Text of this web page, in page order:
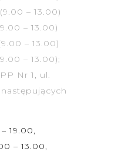
– 13.00)
– 13.00)
– 13.00)
– 13.00);
Nr 1, ul.
19.00,
– 13.00,